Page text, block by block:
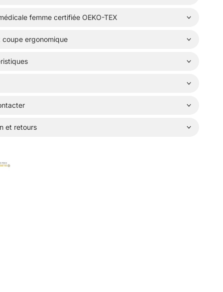
femme certifiée OEKO-TEX
coupe ergonomique
et retours